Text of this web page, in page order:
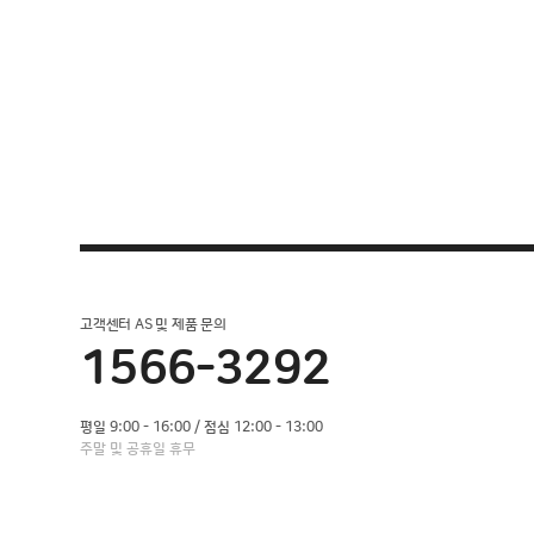
고객센터 AS 및 제품 문의
1566-3292
평일 9:00 - 16:00 / 점심 12:00 - 13:00
주말 및 공휴일 휴무